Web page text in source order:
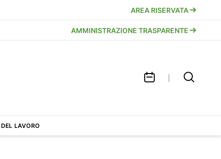
AREA RISERVATA
AMMINISTRAZIONE TRASPARENTE
LAVORO